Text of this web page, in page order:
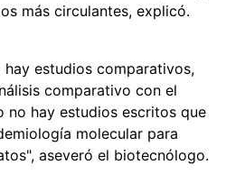
más circulantes, explicó.
hay estudios comparativos,
comparativo con el
no hay estudios escritos que
molecular para
aseveró el biotecnólogo.